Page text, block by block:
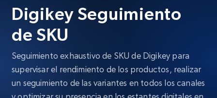
Digikey Seguimiento
de SKU
Seguimiento exhaustivo de SKU de Digikey para
supervisar el rendimiento de los productos, realizar
un seguimiento de las variantes en todos los canales